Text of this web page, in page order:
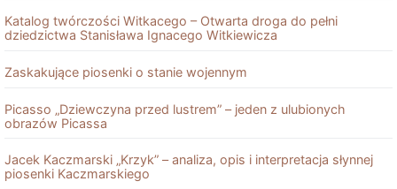
Katalog twórczości Witkacego – Otwarta droga do pełni
dziedzictwa Stanisława Ignacego Witkiewicza
Zaskakujące piosenki o stanie wojennym
Picasso „Dziewczyna przed lustrem” – jeden z ulubionych
obrazów Picassa
Jacek Kaczmarski „Krzyk” – analiza, opis i interpretacja słynnej
piosenki Kaczmarskiego